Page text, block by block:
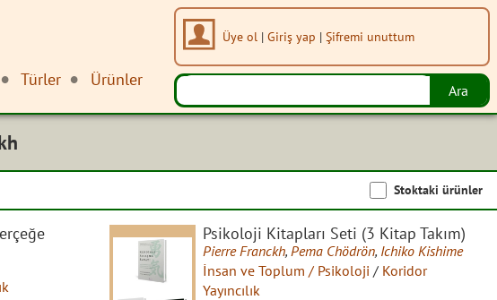
Türler Ürünler
Üye ol | Giriş yap | Şifremi unuttum
Stoktaki ürünler
Psikoloji Kitapları Seti (3 Kitap Takım)
Pierre Franckh, Pema Chödrön, Ichiko Kishime
İnsan ve Toplum / Psikoloji / Koridor
Yayıncılık